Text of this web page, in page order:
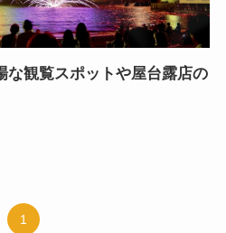
な観覧スポットや屋台露店の
1